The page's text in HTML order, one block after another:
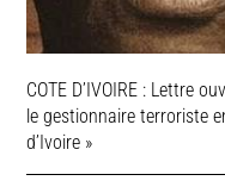
COTE D’IVOIRE : Lettre
le gestionnaire terroriste
d’Ivoire »